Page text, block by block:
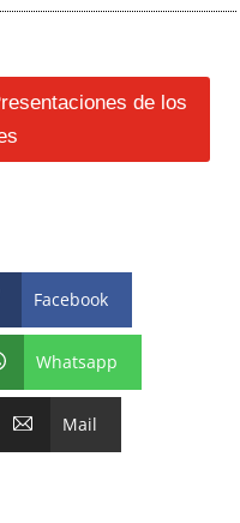
de los
Facebook
Whatsapp
Mail